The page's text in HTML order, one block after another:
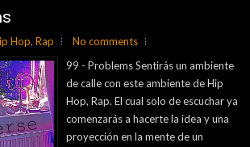
Hop, Rap
No comments
99 - Problems Sentirás un ambiente
de calle con este ambiente de Hip
Hop, Rap. El cual solo de escuchar ya
comenzarás a hacerte la idea y una
proyección en la mente de un